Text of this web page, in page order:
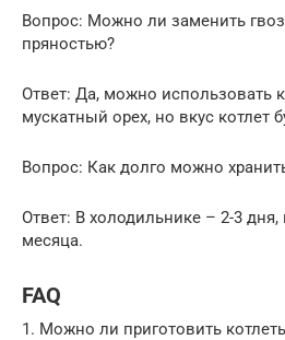
Вопрос: Можно ли заменить
пряностью?
Ответ: Да, можно использовать
мускатный орех, но вкус котлет
Вопрос: Как долго можно
Ответ: В холодильнике – 2-3
месяца.
FAQ
1. Можно ли приготовить